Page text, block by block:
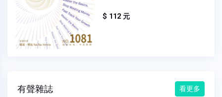
$ 112 元
有聲雜誌 看更多